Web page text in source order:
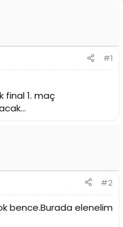
#1
final 1. maç
#2
bence.Burada elenelim